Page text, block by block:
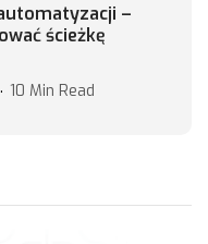
–
ścieżkę
10 Min Read